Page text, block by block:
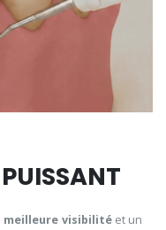
meilleure visibilité et un